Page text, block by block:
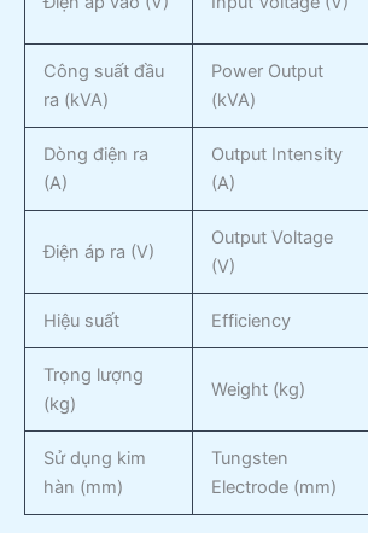
Công suất đầu
ra (kVA)
Power Output
(kVA)
Dòng điện ra
(A)
Output Intensity
(A)
Điện áp ra (V)
Output Voltage
(V)
Hiệu suất Efficiency
Trọng lượng
(kg)
Weight (kg)
Sử dụng kim
hàn (mm)
Tungsten
Electrode (mm)